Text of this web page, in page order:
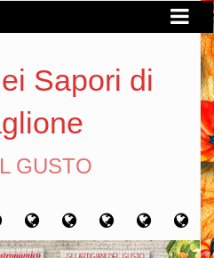
Sapori di
GUSTO
Home Chi
sono
Artigiani
del
Viaggi
del
Filosofia
del